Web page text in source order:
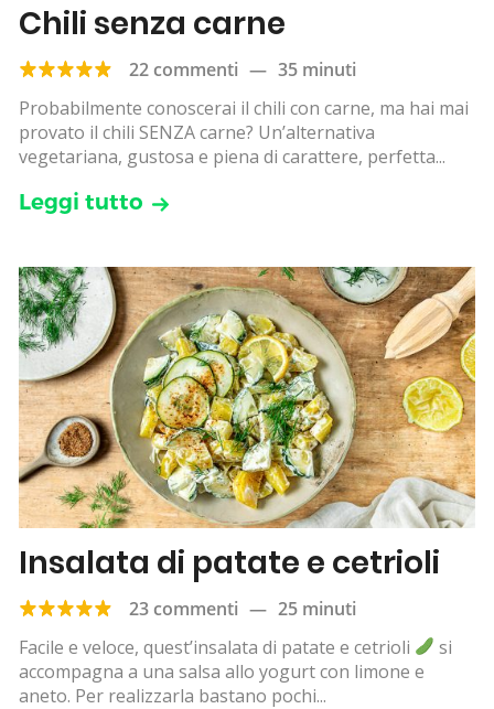
Chili senza carne
22 commenti — 35 minuti
Probabilmente conoscerai il chili con carne, ma hai mai
provato il chili SENZA carne? Un’alternativa
vegetariana, gustosa e piena di carattere, perfetta...
Leggi tutto
Insalata di patate e cetrioli
23 commenti — 25 minuti
Facile e veloce, quest’insalata di patate e cetrioli
si
accompagna a una salsa allo yogurt con limone e
aneto. Per realizzarla bastano pochi...